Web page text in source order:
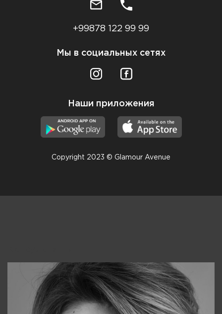
+99878 122 99 99
Мы в социальных сетях
Наши приложения
Copyright 2023 © Glamour Avenue